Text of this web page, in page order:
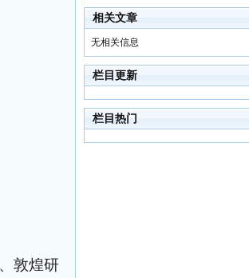
敦煌研
相关文章
无相关信息
栏目更新
栏目热门